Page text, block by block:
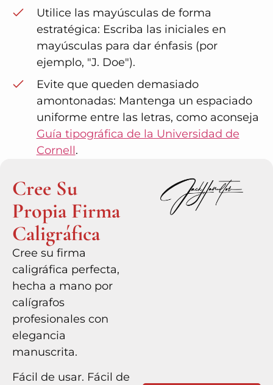
Utilice las mayúsculas de forma
estratégica: Escriba las iniciales en
mayúsculas para dar énfasis (por
ejemplo, "J. Doe").
Evite que queden demasiado
amontonadas: Mantenga un espaciado
uniforme entre las letras, como aconseja
Guía tipográfica de la Universidad de
Cornell.
Cree Su
Propia Firma
Caligráfica
Cree su firma
caligráfica perfecta,
hecha a mano por
calígrafos
profesionales con
elegancia
manuscrita.
Fácil de usar. Fácil de